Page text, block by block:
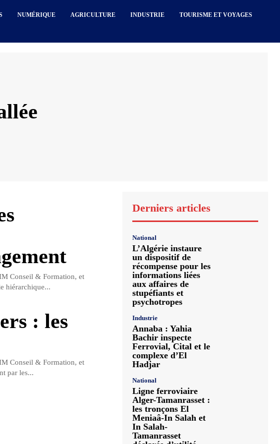
NUMÉRIQUE AGRICULTURE INDUSTRIE TOURISME ET VOYAGES
Conseil & Formation, et
hiérarchique...
: les
Conseil & Formation, et
par les...
Derniers articles
National
L’Algérie instaure
un dispositif de
récompense pour les
informations liées
aux affaires de
stupéfiants et
psychotropes
Industrie
Annaba : Yahia
Bachir inspecte
Ferrovial, Cital et le
complexe d’El
Hadjar
National
Ligne ferroviaire
Alger-Tamanrasset :
les tronçons El
Meniaâ-In Salah et
In Salah-
Tamanrasset